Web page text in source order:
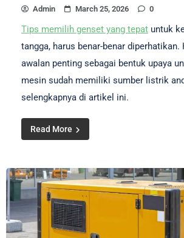
Admin March 25, 2026 0
Tips memilih genset yang tepat untuk
tangga, harus benar-benar
awalan penting sebagai bentuk upaya
mesin sudah memiliki sumber listrik
selengkapnya di artikel ini.
Read More